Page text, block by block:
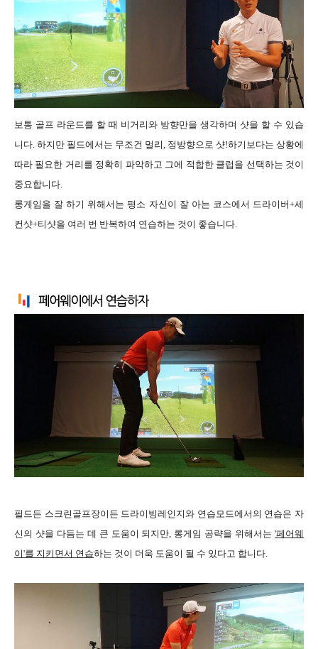
보통 골프 라운드를 할 때 비거리와 방향만을 생각하며 샷을 할 수 있습
니다. 하지만 필드에서는 무조건 멀리, 정방향으로 샷!하기보다는 상황에
따라 필요한 거리를 정확히 파악하고 그에 적합한 클럽을 선택하는 것이
중요합니다.
롱게임을 잘 하기 위해서는 평소 자신이 잘 아는 코스에서 드라이버+세
컨샷+티샷을 여러 번 반복하여 연습하는 것이 좋습니다.
필드든 스크린골프장이든 드라이빙레인지와 연습모드에서의 연습은 자
신의 샷을 다듬는 데 큰 도움이 되지만, 롱게임 공략을 위해서는 '페어웨
이'를 지키면서 연습하는 것이 더욱 도움이 될 수 있다고 합니다.